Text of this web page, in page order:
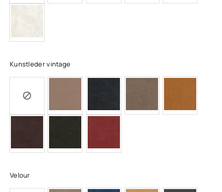
Kunstleder vintage
Velour